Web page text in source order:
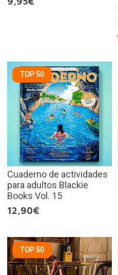
TOP 50
Cuaderno de actividades
para adultos Blackie
Books Vol. 15
12,90€
TOP 50